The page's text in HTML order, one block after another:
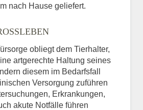
nach Hause geliefert.
obliegt dem Tierhalter,
artgerechte Haltung seines
diesem im Bedarfsfall
Versorgung zuführen
Erkrankungen,
akute Notfälle führen